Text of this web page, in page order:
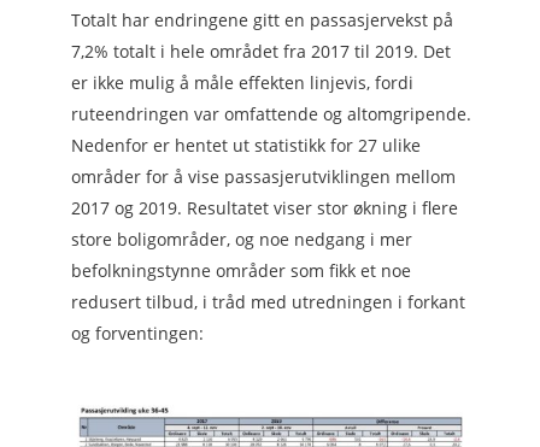
Totalt har endringene gitt en passasjervekst på
7,2% totalt i hele området fra 2017 til 2019. Det
er ikke mulig å måle effekten linjevis, fordi
ruteendringen var omfattende og altomgripende.
Nedenfor er hentet ut statistikk for 27 ulike
områder for å vise passasjerutviklingen mellom
2017 og 2019. Resultatet viser stor økning i flere
store boligområder, og noe nedgang i mer
befolkningstynne områder som fikk et noe
redusert tilbud, i tråd med utredningen i forkant
og forventingen: